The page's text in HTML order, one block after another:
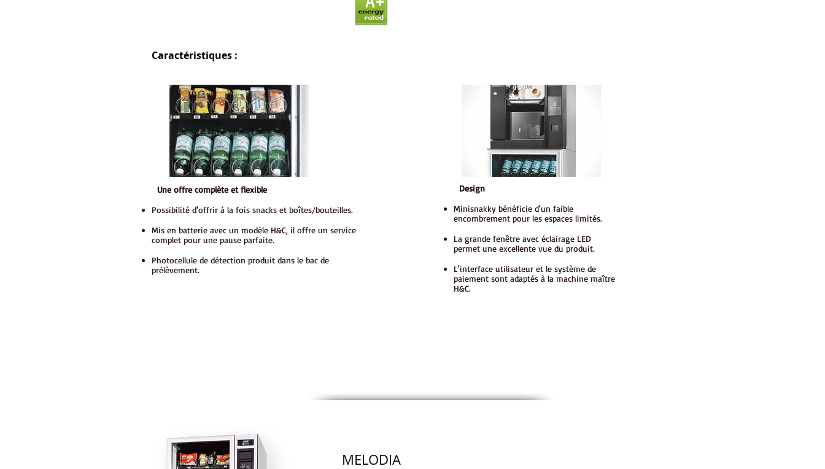
Une offre complète et flexible
Possibilité d'offrir à la fois snacks et boîtes/bouteilles.
Mis en batterie avec un modèle H&C, il offre un service
complet pour une pause parfaite.
Photocellule de détection produit dans le bac de
prélèvement.
Caractéristiques :
Design
Minisnakky bénéficie d'un faible
encombrement pour les espaces limités.
La grande fenêtre avec éclairage LED
permet une excellente vue du produit.
L'interface utilisateur et le système de
paiement sont adaptés à la machine maître
H&C.
MELODIA